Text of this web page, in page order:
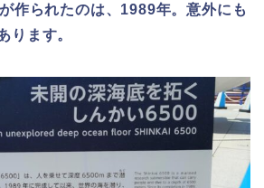
作られたのは、1989年。意外にも
ります。